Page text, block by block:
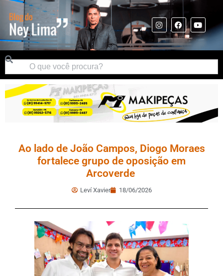
Ao lado de João Campos, Diogo Moraes
fortalece grupo de oposição em
Arcoverde
Leví Xavier 18/06/2026